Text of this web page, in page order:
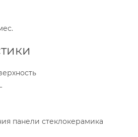
панели стеклокерамика